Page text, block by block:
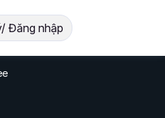
Đăng nhập